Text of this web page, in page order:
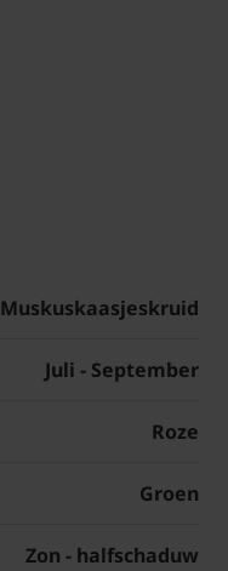
Muskuskaasjeskruid
Juli - September
Roze
Groen
Zon - halfschaduw